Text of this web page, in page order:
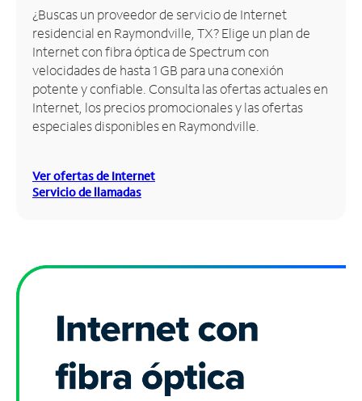
Inglés
Administrar
cuenta
Encuentra
una
tienda
¿Buscas un proveedor de servicio de Internet
residencial en Raymondville, TX? Elige un plan de
Internet con fibra óptica de Spectrum con
velocidades de hasta 1 GB para una conexión
potente y confiable. Consulta las ofertas actuales en
Internet, los precios promocionales y las ofertas
especiales disponibles en Raymondville.
Ver ofertas de Internet
Servicio de llamadas